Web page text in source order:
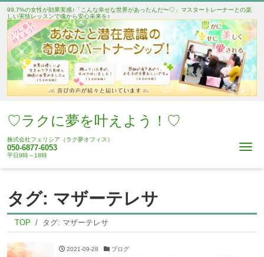
99.7%の女性が効果実感♪「こんな幸せな世界があったんだ〜♡」マスタートレーナーとの楽
しい実技レッスンで魂から安心未来を♪
♡ラクに夢を叶えよう！♡
株式会社フェリシア（ラク夢オフィス）
050-6877-6053
平日9時～18時
タグ: マザーテレサ
TOP タグ: マザーテレサ
2021-09-28 ブログ